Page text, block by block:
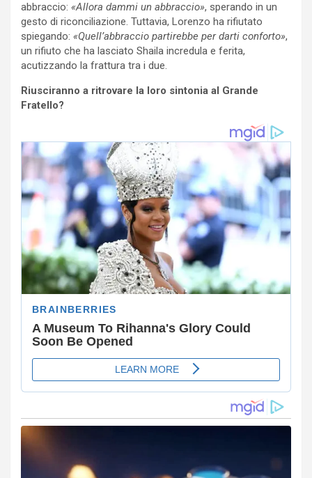
abbraccio: «Allora dammi un abbraccio», sperando in un
gesto di riconciliazione. Tuttavia, Lorenzo ha rifiutato
spiegando: «Quell’abbraccio partirebbe per darti conforto»,
un rifiuto che ha lasciato Shaila incredula e ferita,
acutizzando la frattura tra i due.
Riusciranno a ritrovare la loro sintonia al Grande
Fratello?